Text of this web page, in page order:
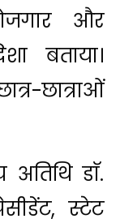
और
बताया।
छात्राओं
डाॅ.
स्टेट